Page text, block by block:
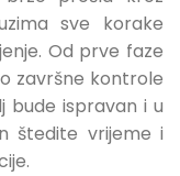
sve korake
Od prve faze
završne kontrole
bude ispravan i u
štedite vrijeme i